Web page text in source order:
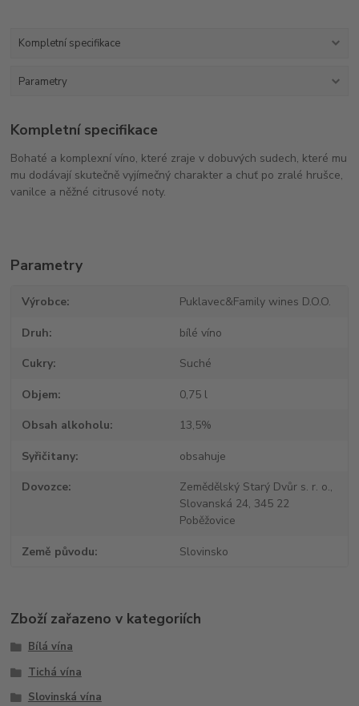
Kompletní specifikace
Parametry
Kompletní specifikace
Bohaté a komplexní víno, které zraje v dobuvých sudech, které mu
mu dodávají skutečně vyjímečný charakter a chuť po zralé hrušce,
vanilce a něžné citrusové noty.
Parametry
Výrobce Puklavec&Family wines D.O.O.
Druh bílé víno
Cukry Suché
Objem 0,75 l
Obsah alkoholu 13,5%
Syřičitany obsahuje
Dovozce
Zemědělský Starý Dvůr s. r. o.,
Slovanská 24, 345 22
Poběžovice
Země původu Slovinsko
Zboží zařazeno v kategoriích
Bílá vína
Tichá vína
Slovinská vína